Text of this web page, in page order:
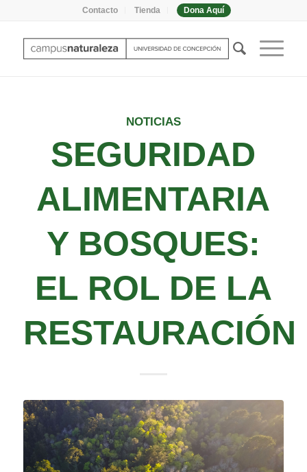
Contacto Tienda Dona Aquí
NOTICIAS
SEGURIDAD
ALIMENTARIA
Y BOSQUES:
EL ROL DE LA
RESTAURACIÓN